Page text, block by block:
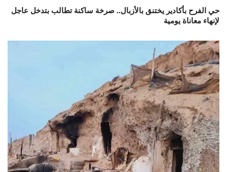
حي الفرح بأكادير يختنق بالأزبال.. صرخة ساكنة تطالب بتدخل عاجل
لإنهاء معاناة يومية